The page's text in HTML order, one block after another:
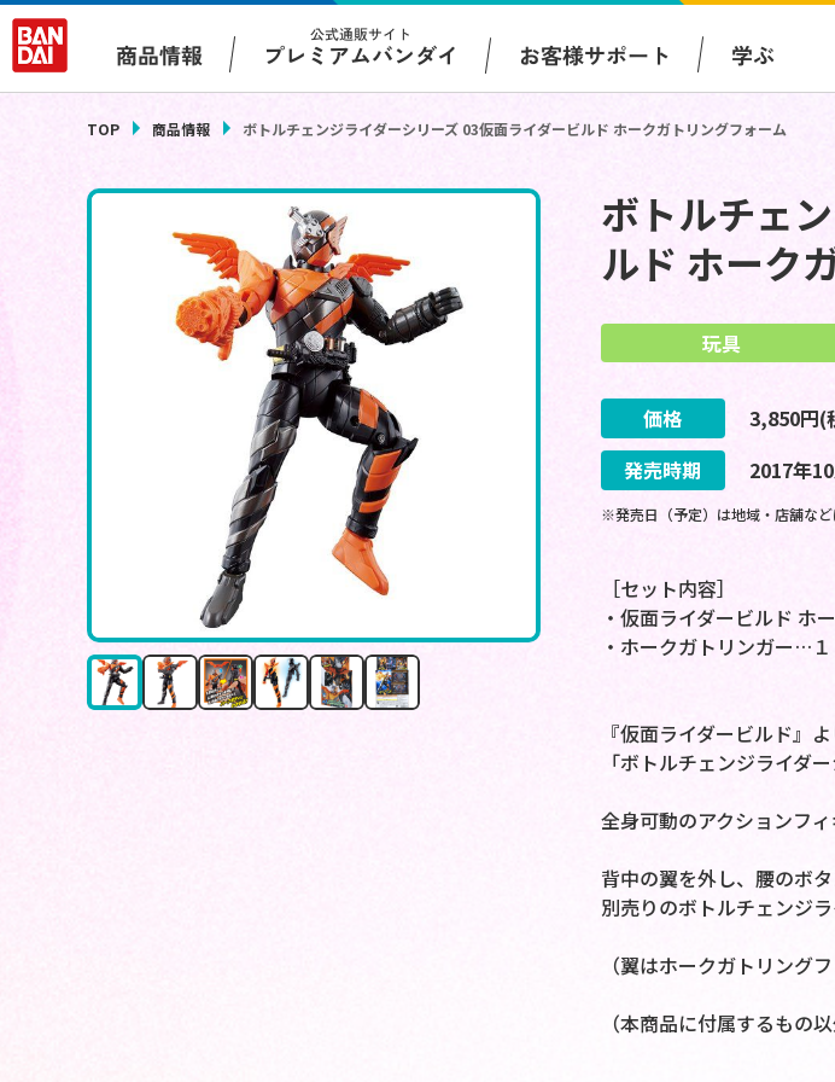
商品情報
公式通販サイト
プレミアムバンダイ お客様サポート 学ぶ
TOP 商品情報 ボトルチェンジライダーシリーズ 03仮面ライダービルド ホークガトリングフォーム
ボトルチェ
ルド ホーク
玩具
価格 3,850円(
発売時期
2017年10
※発売日（予定）は地域・店舗など
［セット内容］
・仮面ライダービルド ホ
・ホークガトリンガー…１
『仮面ライダービルド』よ
「ボトルチェンジライダ
全身可動のアクションフィ
背中の翼を外し、腰のボ
別売りのボトルチェンジ
（翼はホークガトリング
（本商品に付属するもの